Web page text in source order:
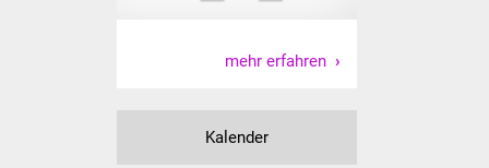
Haushalt & Infos
mehr erfahren
Kalender